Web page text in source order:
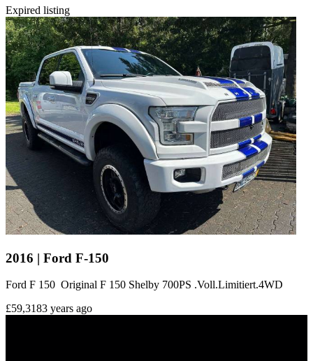
Expired listing
2016 | Ford F-150
Ford F 150 Original F 150 Shelby 700PS .Voll.Limitiert.4WD
£59,3183 years ago